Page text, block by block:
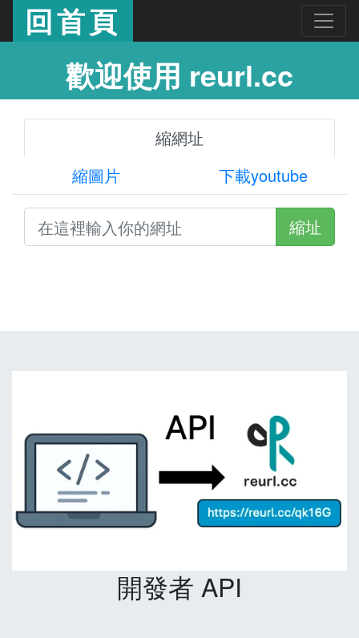
回首頁
歡迎使用 reurl.cc
縮網址
縮圖片
下載youtube
縮址
開發者 API